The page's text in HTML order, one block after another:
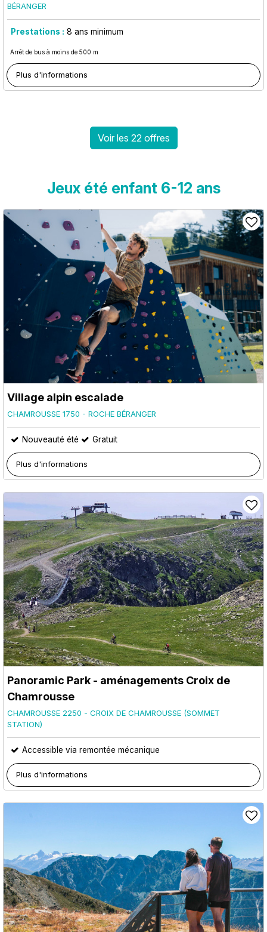
BÉRANGER
Prestations : 8 ans minimum
Arrêt de bus à moins de 500 m
Plus d'informations
Voir les 22 offres
Jeux été enfant 6-12 ans
Village alpin escalade
CHAMROUSSE 1750 - ROCHE BÉRANGER
Nouveauté été Gratuit
Plus d'informations
Panoramic Park - aménagements Croix de
Chamrousse
CHAMROUSSE 2250 - CROIX DE CHAMROUSSE (SOMMET
STATION)
Accessible via remontée mécanique
Plus d'informations